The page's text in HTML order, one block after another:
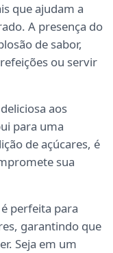
que ajudam a
A presença do
de sabor,
ou servir
aos
para uma
de açúcares, é
sua
é perfeita para
garantindo que
Seja em um